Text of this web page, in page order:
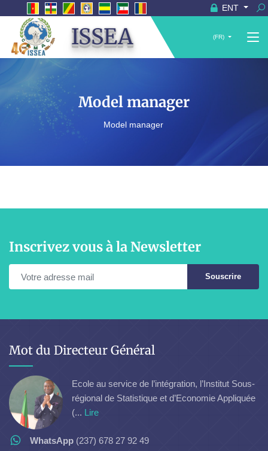
ENT
ISSEA (FR)
Model manager
Model manager
Inscrivez vous à la Newsletter
Souscrire
Mot du Directeur Général
Ecole au service de l’intégration, l’Institut Sous-
régional de Statistique et d’Economie Appliquée
(... Lire
WhatsApp (237) 678 27 92 49